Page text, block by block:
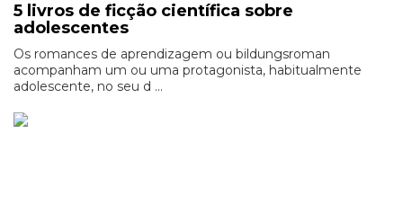
5 livros de ficção científica sobre
adolescentes
Os romances de aprendizagem ou bildungsroman
acompanham um ou uma protagonista, habitualmente
adolescente, no seu d ...